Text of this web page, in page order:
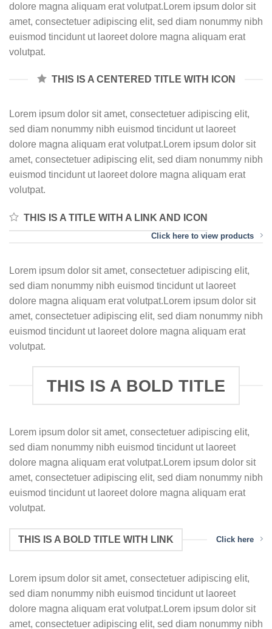
dolore magna aliquam erat volutpat.Lorem ipsum dolor sit
amet, consectetuer adipiscing elit, sed diam nonummy nibh
euismod tincidunt ut laoreet dolore magna aliquam erat
volutpat.
THIS IS A CENTERED TITLE WITH ICON
Lorem ipsum dolor sit amet, consectetuer adipiscing elit,
sed diam nonummy nibh euismod tincidunt ut laoreet
dolore magna aliquam erat volutpat.Lorem ipsum dolor sit
amet, consectetuer adipiscing elit, sed diam nonummy nibh
euismod tincidunt ut laoreet dolore magna aliquam erat
volutpat.
THIS IS A TITLE WITH A LINK AND ICON
Click here to view products
Lorem ipsum dolor sit amet, consectetuer adipiscing elit,
sed diam nonummy nibh euismod tincidunt ut laoreet
dolore magna aliquam erat volutpat.Lorem ipsum dolor sit
amet, consectetuer adipiscing elit, sed diam nonummy nibh
euismod tincidunt ut laoreet dolore magna aliquam erat
volutpat.
THIS IS A BOLD TITLE
Lorem ipsum dolor sit amet, consectetuer adipiscing elit,
sed diam nonummy nibh euismod tincidunt ut laoreet
dolore magna aliquam erat volutpat.Lorem ipsum dolor sit
amet, consectetuer adipiscing elit, sed diam nonummy nibh
euismod tincidunt ut laoreet dolore magna aliquam erat
volutpat.
THIS IS A BOLD TITLE WITH LINK Click here
Lorem ipsum dolor sit amet, consectetuer adipiscing elit,
sed diam nonummy nibh euismod tincidunt ut laoreet
dolore magna aliquam erat volutpat.Lorem ipsum dolor sit
amet, consectetuer adipiscing elit, sed diam nonummy nibh